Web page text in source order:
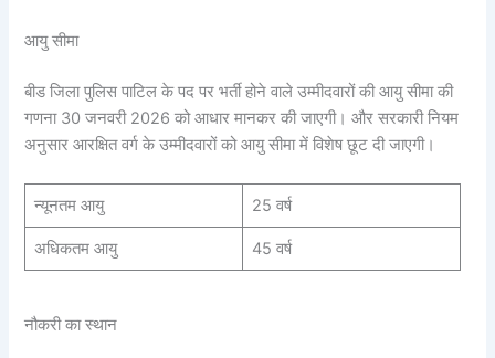
आयु सीमा
बीड जिला पुलिस पाटिल के पद पर भर्ती होने वाले उम्मीदवारों की आयु सीमा की
गणना 30 जनवरी 2026 को आधार मानकर की जाएगी। और सरकारी नियम
अनुसार आरक्षित वर्ग के उम्मीदवारों को आयु सीमा में विशेष छूट दी जाएगी।
न्यूनतम आयु 25 वर्ष
अधिकतम आयु 45 वर्ष
नौकरी का स्थान